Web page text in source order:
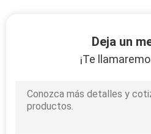
Deja un
¡Te